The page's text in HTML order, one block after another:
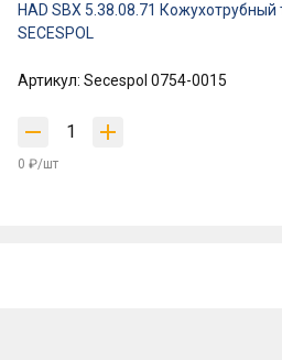
HAD SBX 5.38.08.71
SECESPOL
Артикул: Secespol 0754-0015
0 ₽/шт